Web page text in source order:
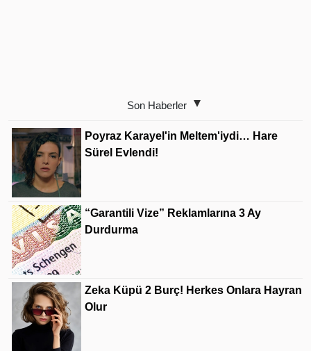
Son Haberler
Poyraz Karayel'in Meltem'iydi… Hare
Sürel Evlendi!
“Garantili Vize” Reklamlarına 3 Ay
Durdurma
Zeka Küpü 2 Burç! Herkes Onlara Hayran
Olur